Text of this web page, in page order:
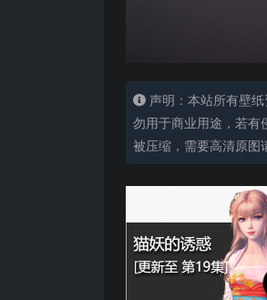
声明：本站所有壁
勿用于商业用途，若有
被压缩，需要高清原图